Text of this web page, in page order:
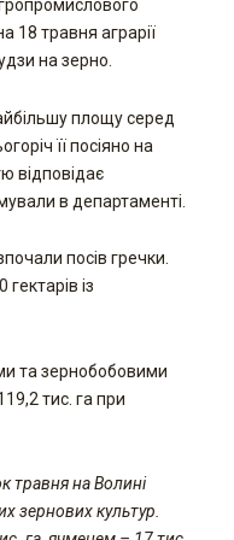
18 травня аграрії
на зерно.
площу серед
її посіяно на
відповідає
в департаменті.
посів гречки.
гектарів із
та зернобобовими
тис. га при
травня на Волині
зернових культур.